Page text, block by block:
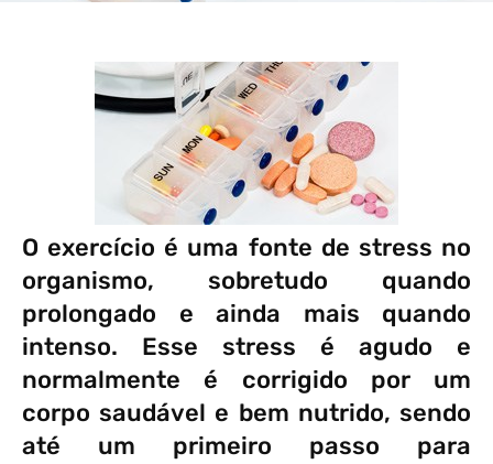
O exercício é uma fonte de stress no
organismo, sobretudo quando
prolongado e ainda mais quando
intenso. Esse stress é agudo e
normalmente é corrigido por um
corpo saudável e bem nutrido, sendo
até um primeiro passo para